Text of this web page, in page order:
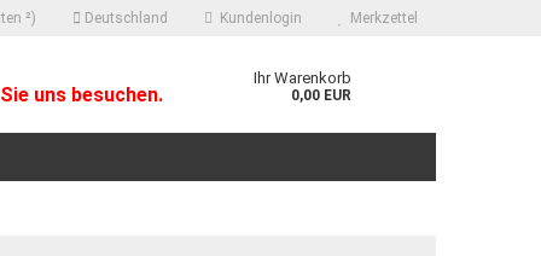
²) Deutschland Kundenlogin Merkzettel
uns besuchen.
Ihr Warenkorb
0,00 EUR